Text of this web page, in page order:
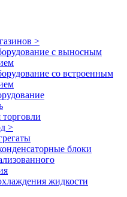
>
с выносным
со встроенным
>
блоки
жидкости